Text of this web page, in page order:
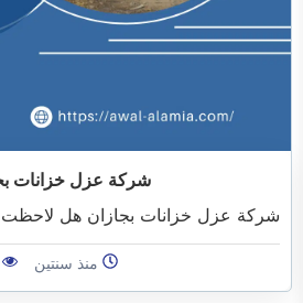
شركة عزل خزانات
شركة عزل خزانات بجازان هل
منذ سنتين